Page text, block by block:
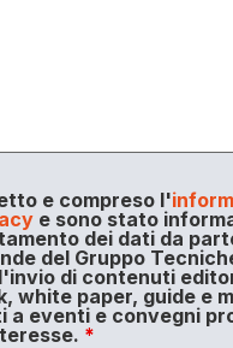
e compreso l'
e sono stato
dei dati da
del Gruppo
di contenuti
white paper, guide e
a eventi e convegni
*